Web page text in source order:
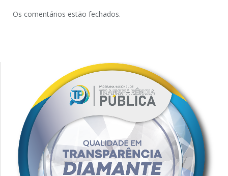
Os comentários estão fechados.